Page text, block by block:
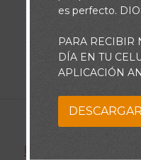
es perfecto.
PARA RECIBIR
DÍA EN TU
APLICACIÓN